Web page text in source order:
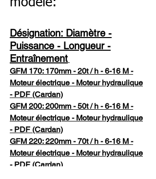
modèle:
Désignation: Diamètre -
Puissance - Longueur -
Entraînement
GFM 170: 170mm - 20t / h - 6-16 M -
Moteur électrique - Moteur hydraulique
- PDF (Cardan)
GFM 200: 200mm - 50t / h - 6-16 M -
Moteur électrique - Moteur hydraulique
- PDF (Cardan)
GFM 220: 220mm - 70t / h - 6-16 M -
Moteur électrique - Moteur hydraulique
- PDF (Cardan)